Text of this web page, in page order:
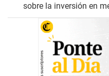
sobre la inversión en